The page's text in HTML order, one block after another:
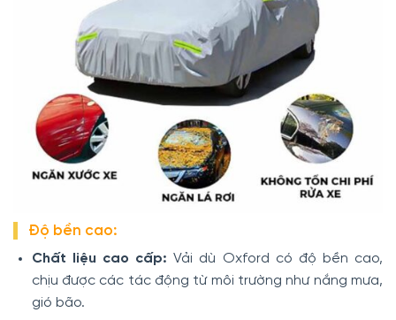
Độ bền cao:
Chất liệu cao cấp:Vải dù Oxford có độ bền cao,
chịu được các tác động từ môi trường như nắng mưa,
gió bão.